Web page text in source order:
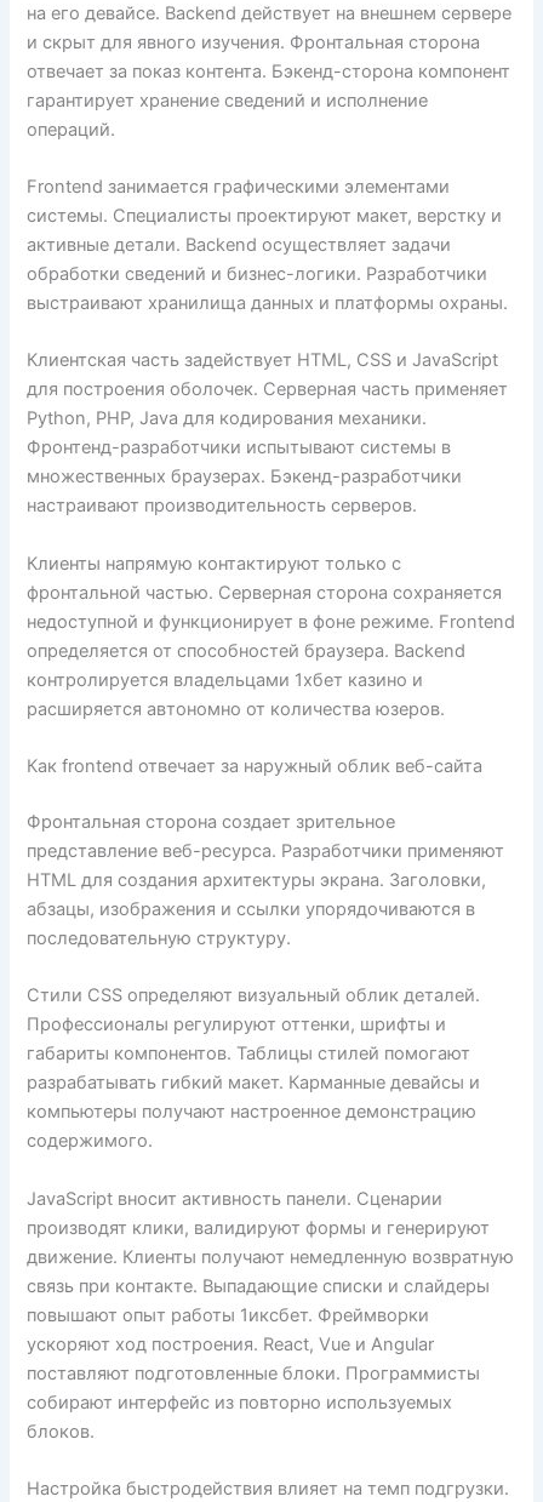
на его девайсе. Backend действует на внешнем сервере
и скрыт для явного изучения. Фронтальная сторона
отвечает за показ контента. Бэкенд-сторона компонент
гарантирует хранение сведений и исполнение
операций.
Frontend занимается графическими элементами
системы. Специалисты проектируют макет, верстку и
активные детали. Backend осуществляет задачи
обработки сведений и бизнес-логики. Разработчики
выстраивают хранилища данных и платформы охраны.
Клиентская часть задействует HTML, CSS и JavaScript
для построения оболочек. Серверная часть применяет
Python, PHP, Java для кодирования механики.
Фронтенд-разработчики испытывают системы в
множественных браузерах. Бэкенд-разработчики
настраивают производительность серверов.
Клиенты напрямую контактируют только с
фронтальной частью. Серверная сторона сохраняется
недоступной и функционирует в фоне режиме. Frontend
определяется от способностей браузера. Backend
контролируется владельцами 1хбет казино и
расширяется автономно от количества юзеров.
Как frontend отвечает за наружный облик веб-сайта
Фронтальная сторона создает зрительное
представление веб-ресурса. Разработчики применяют
HTML для создания архитектуры экрана. Заголовки,
абзацы, изображения и ссылки упорядочиваются в
последовательную структуру.
Стили CSS определяют визуальный облик деталей.
Профессионалы регулируют оттенки, шрифты и
габариты компонентов. Таблицы стилей помогают
разрабатывать гибкий макет. Карманные девайсы и
компьютеры получают настроенное демонстрацию
содержимого.
JavaScript вносит активность панели. Сценарии
производят клики, валидируют формы и генерируют
движение. Клиенты получают немедленную возвратную
связь при контакте. Выпадающие списки и слайдеры
повышают опыт работы 1иксбет. Фреймворки
ускоряют ход построения. React, Vue и Angular
поставляют подготовленные блоки. Программисты
собирают интерфейс из повторно используемых
блоков.
Настройка быстродействия влияет на темп подгрузки.